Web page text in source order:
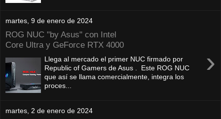
martes, 9 de enero de 2024
ROG NUC "by Asus" con Intel
Core Ultra y GeForce RTX 4000
›
Llega al mercado el primer NUC firmado por
Republic of Gamers de Asus . Este ROG NUC
que así se llama comercialmente, integra los
proces...
martes, 2 de enero de 2024